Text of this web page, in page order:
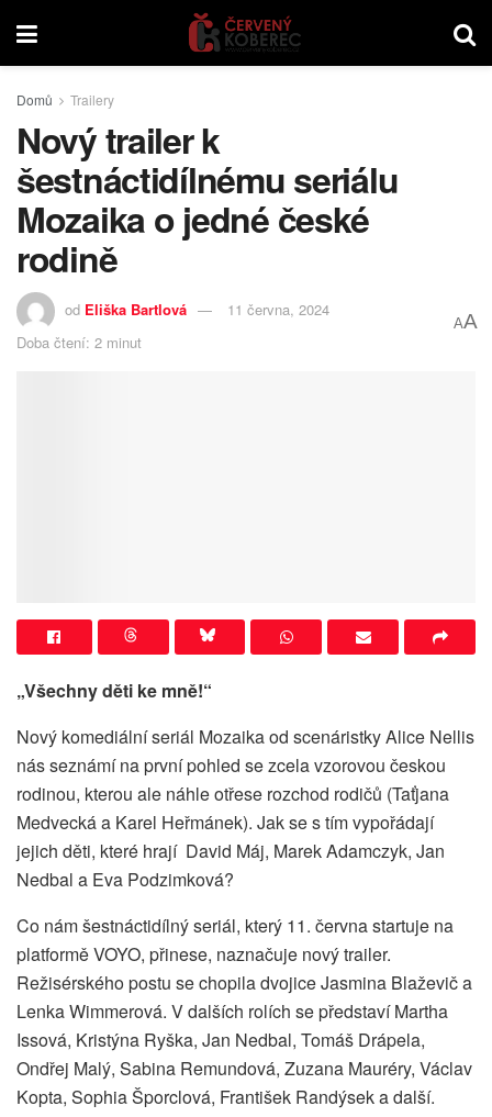
Domů Trailery
Nový trailer k
šestnáctidílnému seriálu
Mozaika o jedné české
rodině
od Eliška Bartlová
11 června, 2024
Doba čtení: 2 minut
AA
„Všechny děti ke mně!“
Nový komediální seriál Mozaika od scenáristky Alice Nellis
nás seznámí na první pohled se zcela vzorovou českou
rodinou, kterou ale náhle otřese rozchod rodičů (Taťjana
Medvecká a Karel Heřmánek). Jak se s tím vypořádají
jejich děti, které hrají David Máj, Marek Adamczyk, Jan
Nedbal a Eva Podzimková?
Co nám šestnáctidílný seriál, který 11. června startuje na
platformě VOYO, přinese, naznačuje nový trailer.
Režisérského postu se chopila dvojice Jasmina Blaževič a
Lenka Wimmerová. V dalších rolích se představí Martha
Issová, Kristýna Ryška, Jan Nedbal, Tomáš Drápela,
Ondřej Malý, Sabina Remundová, Zuzana Mauréry, Václav
Kopta, Sophia Šporclová, František Randýsek a další.